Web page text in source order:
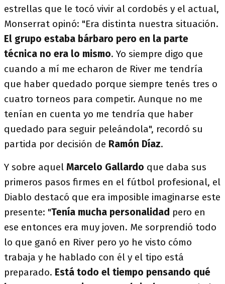
estrellas que le tocó vivir al cordobés y el actual,
Monserrat opinó: "Era distinta nuestra situación.
El grupo estaba bárbaro pero en la parte
técnica no era lo mismo. Yo siempre digo que
cuando a mí me echaron de River me tendría
que haber quedado porque siempre tenés tres o
cuatro torneos para competir. Aunque no me
tenían en cuenta yo me tendría que haber
quedado para seguir peleándola", recordó su
partida por decisión de Ramón Díaz.
Y sobre aquel Marcelo Gallardo que daba sus
primeros pasos firmes en el fútbol profesional, el
Diablo destacó que era imposible imaginarse este
presente: "Tenía mucha personalidad pero en
ese entonces era muy joven. Me sorprendió todo
lo que ganó en River pero yo he visto cómo
trabaja y he hablado con él y el tipo está
preparado. Está todo el tiempo pensando qué